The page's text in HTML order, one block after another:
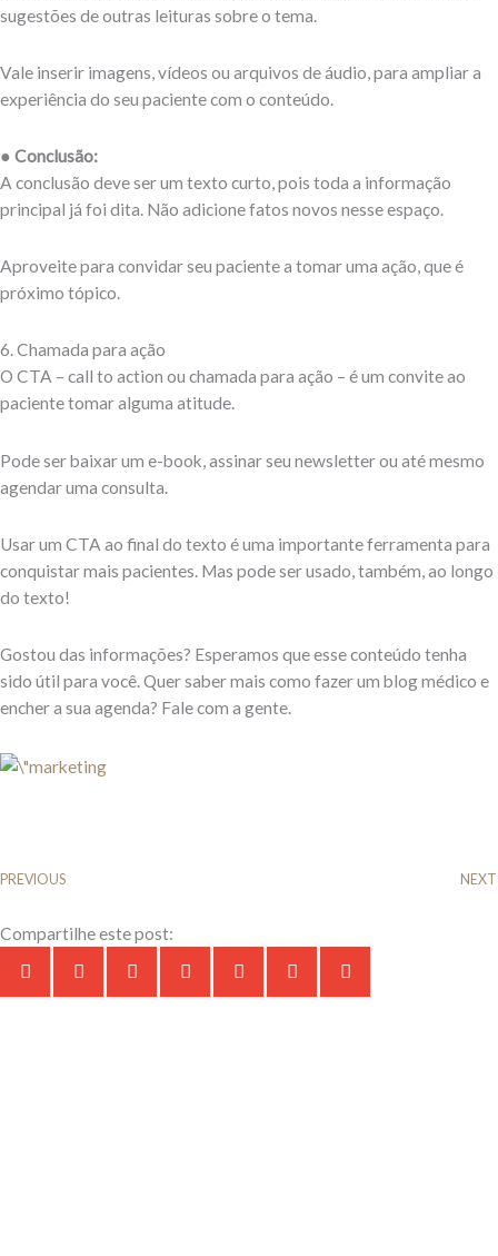
sugestões de outras leituras sobre o tema.
Vale inserir imagens, vídeos ou arquivos de áudio, para ampliar a
experiência do seu paciente com o conteúdo.
● Conclusão:
A conclusão deve ser um texto curto, pois toda a informação
principal já foi dita. Não adicione fatos novos nesse espaço.
Aproveite para convidar seu paciente a tomar uma ação, que é
próximo tópico.
6. Chamada para ação
O CTA – call to action ou chamada para ação – é um convite ao
paciente tomar alguma atitude.
Pode ser baixar um e-book, assinar seu newsletter ou até mesmo
agendar uma consulta.
Usar um CTA ao final do texto é uma importante ferramenta para
conquistar mais pacientes. Mas pode ser usado, também, ao longo
do texto!
Gostou das informações? Esperamos que esse conteúdo tenha
sido útil para você. Quer saber mais como fazer um blog médico e
encher a sua agenda? Fale com a gente.
PREVIOUS NEXT
Compartilhe este post: